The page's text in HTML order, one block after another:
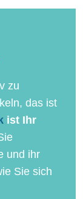
zu
das ist
ist Ihr
und ihr
Sie sich